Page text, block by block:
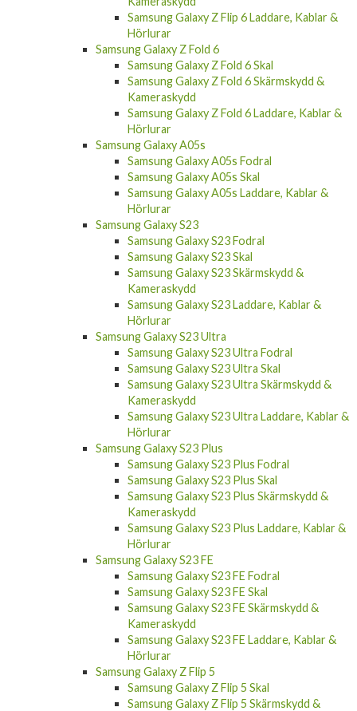
Hörlurar
Samsung Galaxy Z Fold 6
Samsung Galaxy Z Fold 6 Skal
Samsung Galaxy Z Fold 6 Skärmskydd &
Kameraskydd
Samsung Galaxy Z Fold 6 Laddare, Kablar &
Hörlurar
Samsung Galaxy A05s
Samsung Galaxy A05s Fodral
Samsung Galaxy A05s Skal
Samsung Galaxy A05s Laddare, Kablar &
Hörlurar
Samsung Galaxy S23
Samsung Galaxy S23 Fodral
Samsung Galaxy S23 Skal
Samsung Galaxy S23 Skärmskydd &
Kameraskydd
Samsung Galaxy S23 Laddare, Kablar &
Hörlurar
Samsung Galaxy S23 Ultra
Samsung Galaxy S23 Ultra Fodral
Samsung Galaxy S23 Ultra Skal
Samsung Galaxy S23 Ultra Skärmskydd &
Kameraskydd
Samsung Galaxy S23 Ultra Laddare, Kablar &
Hörlurar
Samsung Galaxy S23 Plus
Samsung Galaxy S23 Plus Fodral
Samsung Galaxy S23 Plus Skal
Samsung Galaxy S23 Plus Skärmskydd &
Kameraskydd
Samsung Galaxy S23 Plus Laddare, Kablar &
Hörlurar
Samsung Galaxy S23 FE
Samsung Galaxy S23 FE Fodral
Samsung Galaxy S23 FE Skal
Samsung Galaxy S23 FE Skärmskydd &
Kameraskydd
Samsung Galaxy S23 FE Laddare, Kablar &
Hörlurar
Samsung Galaxy Z Flip 5
Samsung Galaxy Z Flip 5 Skal
Samsung Galaxy Z Flip 5 Skärmskydd &
Kameraskydd